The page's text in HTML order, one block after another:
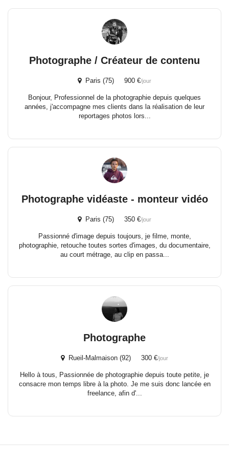
Photographe / Créateur de contenu
Paris (75) 900 €/jour
Bonjour, Professionnel de la photographie depuis quelques
années, j'accompagne mes clients dans la réalisation de leur
reportages photos lors...
Photographe vidéaste - monteur vidéo
Paris (75) 350 €/jour
Passionné d'image depuis toujours, je filme, monte,
photographie, retouche toutes sortes d'images, du documentaire,
au court métrage, au clip en passa...
Photographe
Rueil-Malmaison (92) 300 €/jour
Hello à tous, Passionnée de photographie depuis toute petite, je
consacre mon temps libre à la photo. Je me suis donc lancée en
freelance, afin d'...